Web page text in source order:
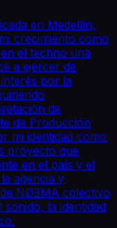
en Medellín,
crecimiento como
el techno una
a ejercer de
por la
de
de Producción
mi identidad como
proyecto que
en el país y el
agencia y
NØƎMA colectivo
la identidad